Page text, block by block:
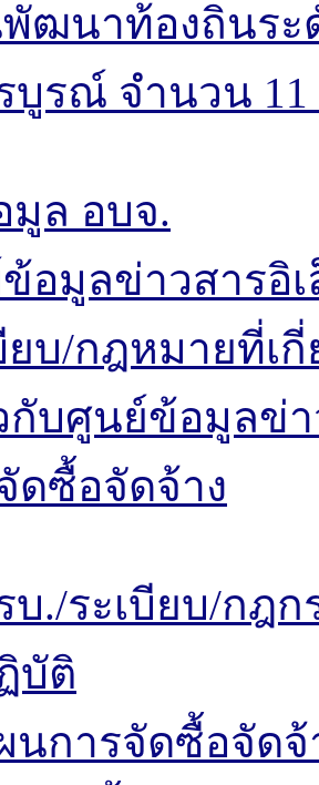
ฒนาท้องถิ่นระ
บูรณ์ จำนวน 11
ล อบจ.
อมูลข่าวสารอิ
ยบ/กฎหมายที่เ
กับศูนย์ข้อมูลข่
ดซื้อจัดจ้าง
บ./ระเบียบ/กฎ
บัติ
นการจัดซื้อจัดจ้